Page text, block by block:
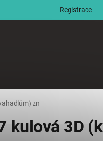
Registrace
zn
kulová 3D (k